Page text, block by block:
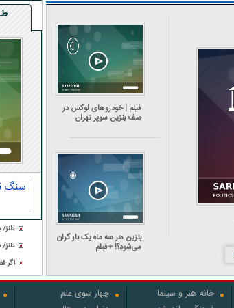
فیلم | خودرو‌های لوکس در
صف بنزین سوپر تهران
بنزین هر سه ماه یک بار گران
می‌شود؟! +فیلم
سنگ
طنز/
طنز/
اگر
خانه هنر و سینما
چهار سوی علم